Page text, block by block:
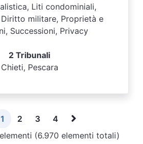
Liti condominiali,
Diritto militare, Proprietà e
Successioni, Privacy
2 Tribunali
Chieti, Pescara
1 2 3
4
(6.970 elementi totali)